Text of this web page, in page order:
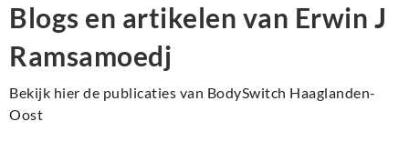
Blogs en artikelen van Erwin J
Ramsamoedj
Bekijk hier de publicaties van BodySwitch Haaglanden-
Oost